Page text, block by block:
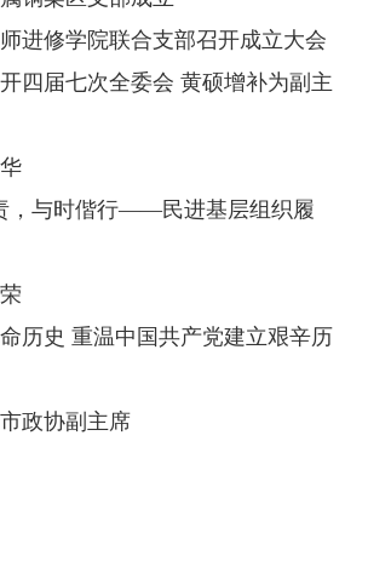
进修学院联合支部召开成立大会
四届七次全委会 黄硕增补为副主
，与时偕行——民进基层组织履
历史 重温中国共产党建立艰辛历
政协副主席